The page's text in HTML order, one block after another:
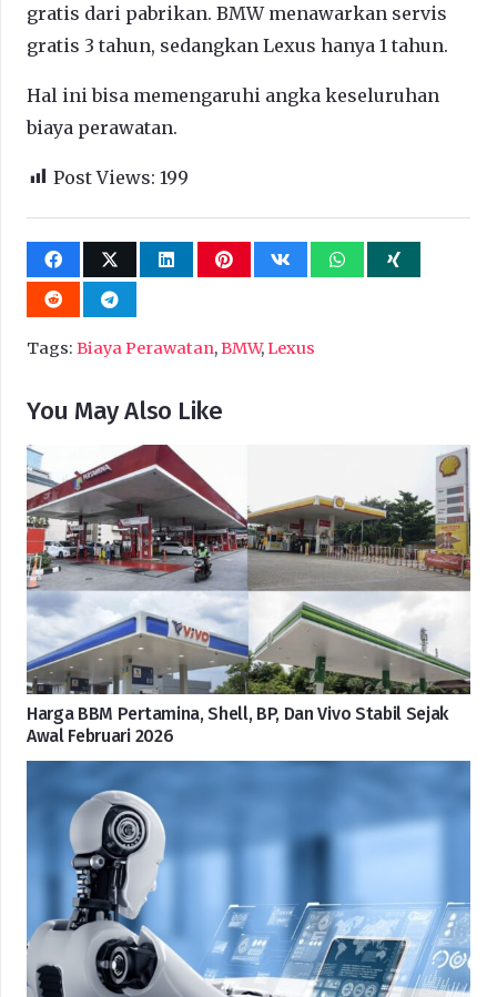
gratis dari pabrikan. BMW menawarkan servis
gratis 3 tahun, sedangkan Lexus hanya 1 tahun.
Hal ini bisa memengaruhi angka keseluruhan
biaya perawatan.
Post Views: 199
Tags: Biaya Perawatan,BMW,Lexus
You May Also Like
Harga BBM Pertamina, Shell, BP, Dan Vivo Stabil Sejak
Awal Februari 2026